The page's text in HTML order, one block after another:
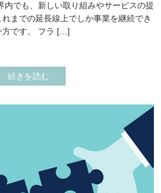
内でも、新しい取り組みやサービスの提
までの延長線上でしか事業を継続でき
方です。 フラ […]
続きを読む